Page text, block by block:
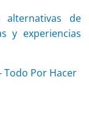
alternativas de
y experiencias
Todo Por Hacer